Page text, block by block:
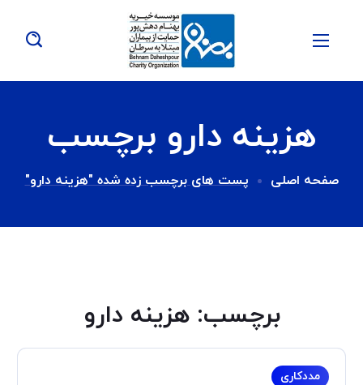
هزینه دارو برچسب
صفحه اصلی پست های برچسب زده شده "هزینه دارو"
برچسب:هزینه دارو
مددکاری